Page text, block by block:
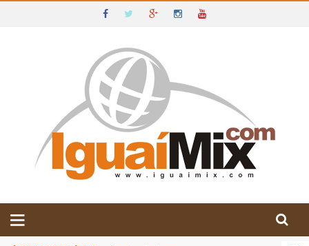
IGUAÍ E SUDOESTE DA BAHIA